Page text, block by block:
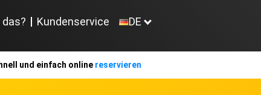
Kundenservice DE
und einfach online reservieren